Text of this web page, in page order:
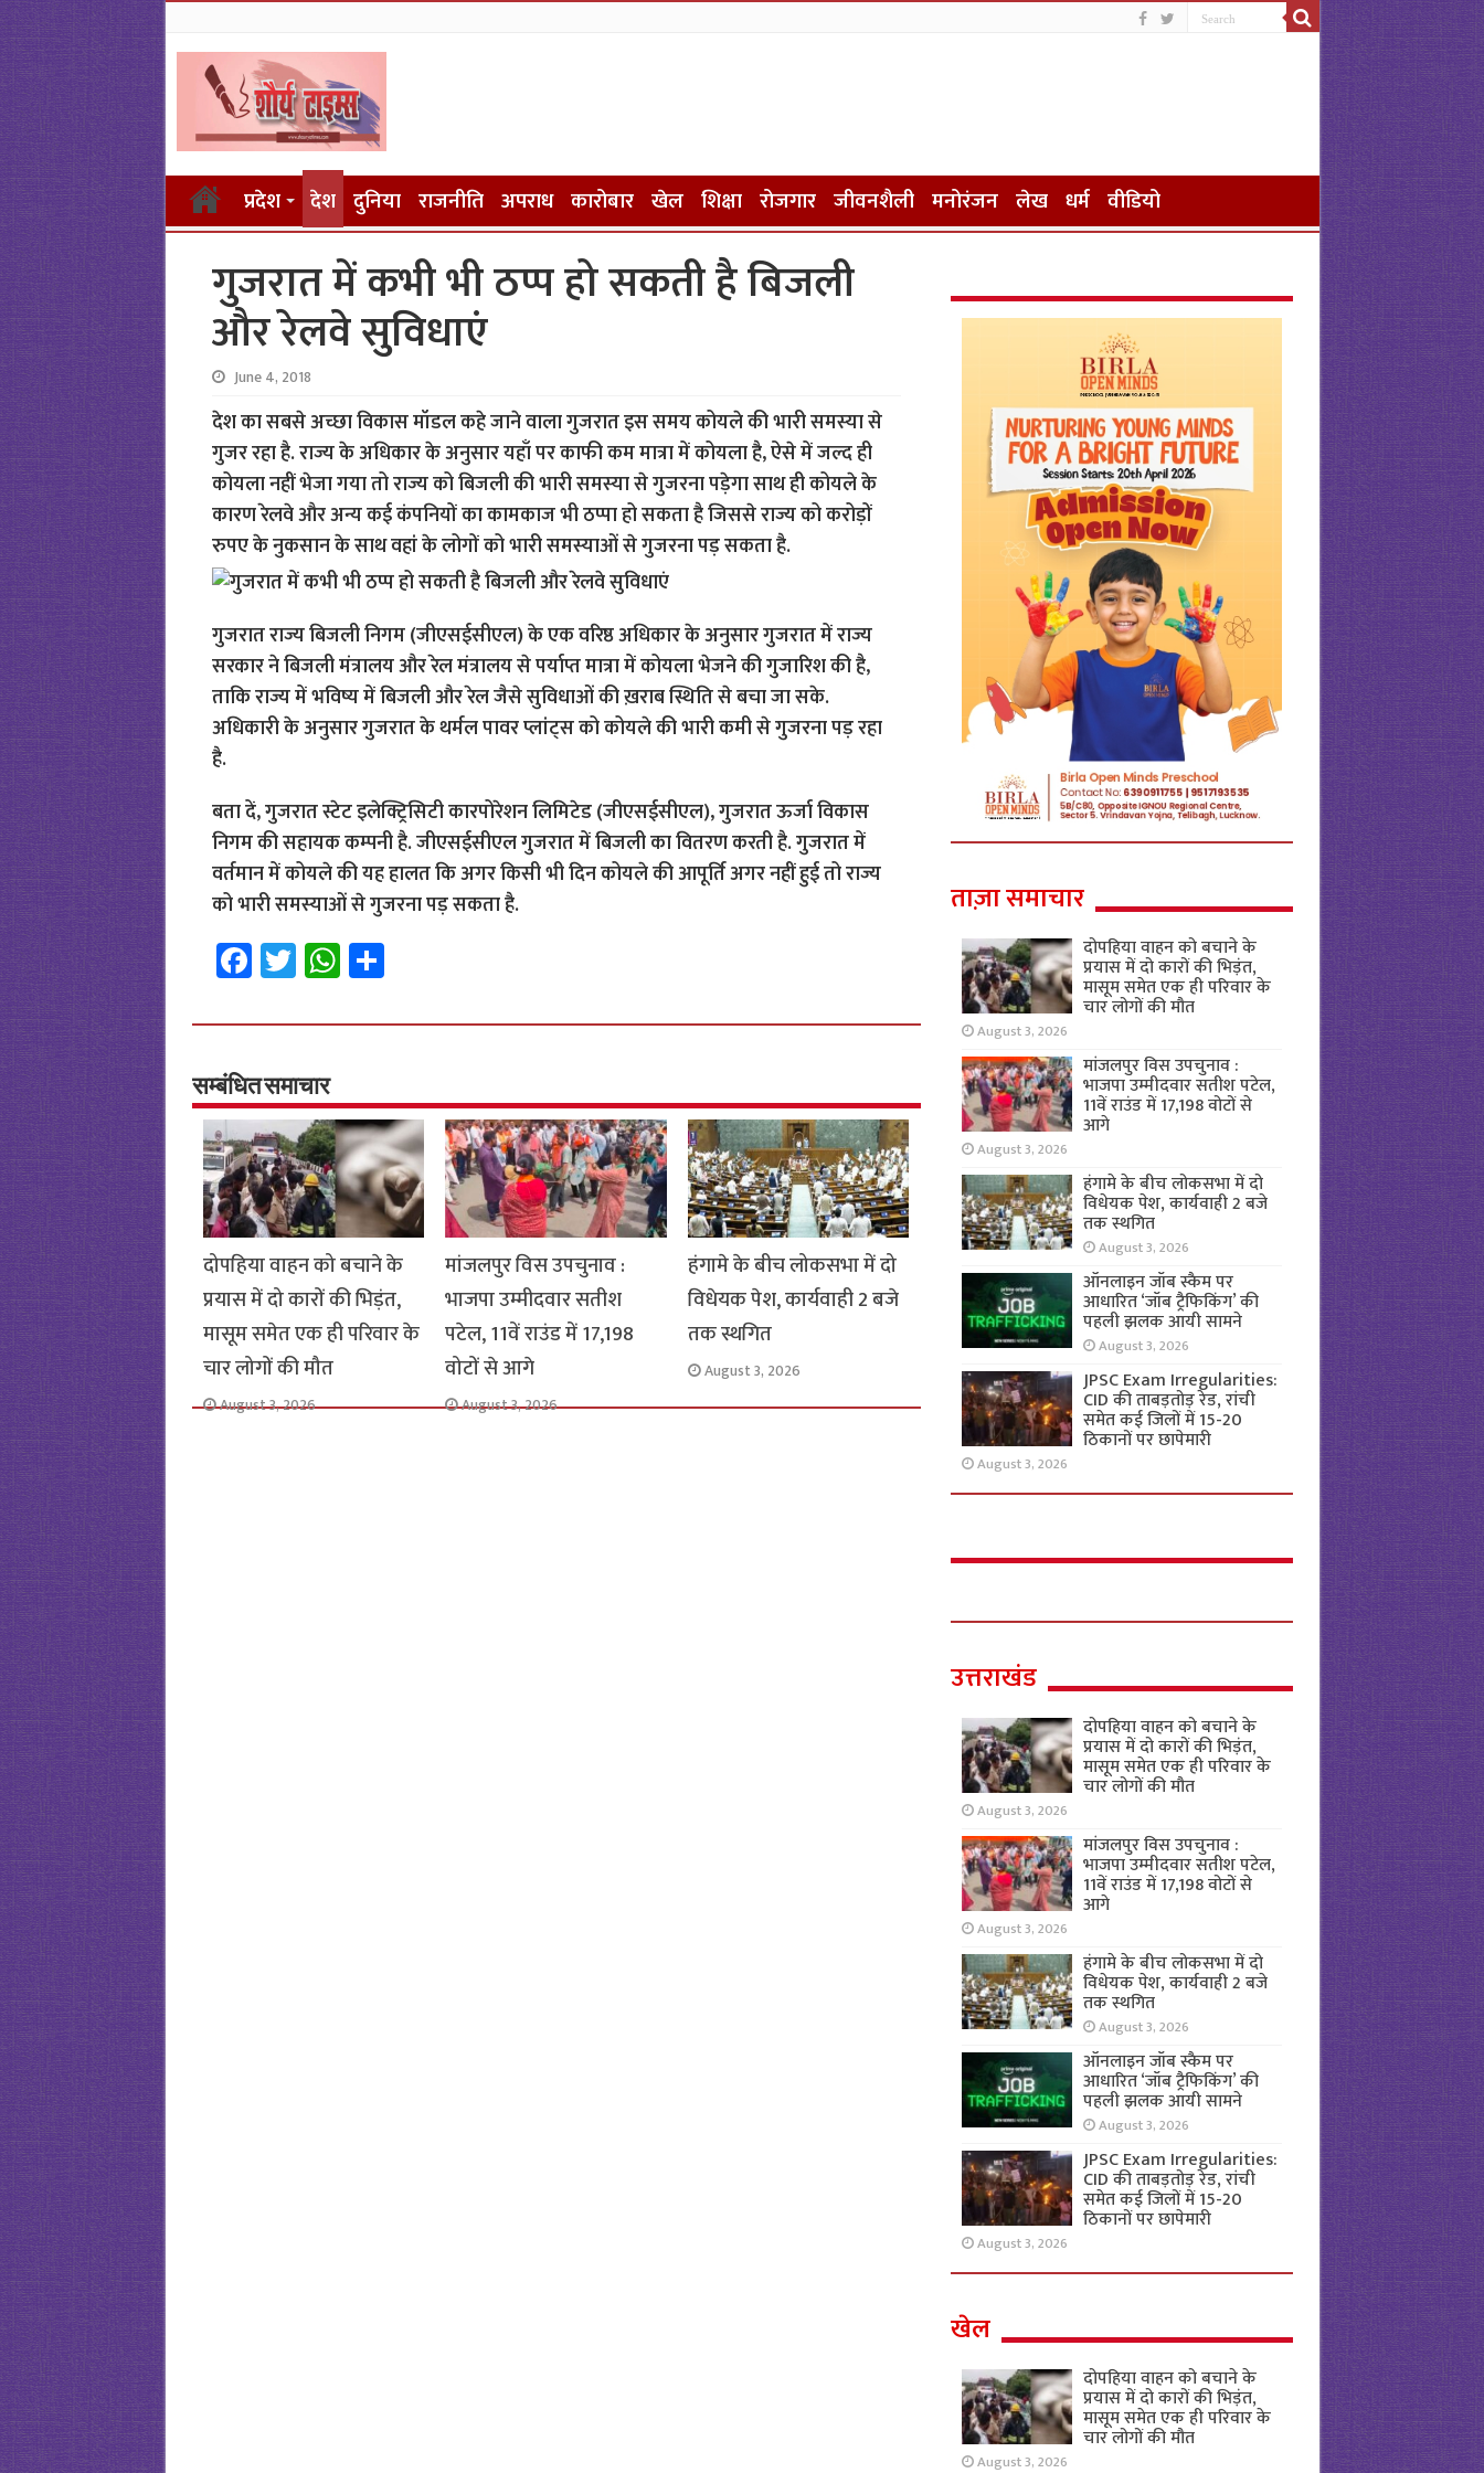
प्रदेश देश दुनिया राजनीति अपराध कारोबार खेल शिक्षा रोजगार जीवनशैली मनोरंजन लेख धर्म वीडियो
गुजरात में कभी भी ठप्प हो सकती है बिजली
और रेलवे सुविधाएं
June 4, 2018
देश का सबसे अच्छा विकास मॉडल कहे जाने वाला गुजरात इस समय कोयले की भारी समस्या से
गुजर रहा है. राज्य के अधिकार के अनुसार यहाँ पर काफी कम मात्रा में कोयला है, ऐसे में जल्द ही
कोयला नहीं भेजा गया तो राज्य को बिजली की भारी समस्या से गुजरना पड़ेगा साथ ही कोयले के
कारण रेलवे और अन्य कई कंपनियों का कामकाज भी ठप्पा हो सकता है जिससे राज्य को करोड़ों
रुपए के नुकसान के साथ वहां के लोगों को भारी समस्याओं से गुजरना पड़ सकता है.
गुजरात राज्य बिजली निगम (जीएसईसीएल) के एक वरिष्ठ अधिकार के अनुसार गुजरात में राज्य
सरकार ने बिजली मंत्रालय और रेल मंत्रालय से पर्याप्त मात्रा में कोयला भेजने की गुजारिश की है,
ताकि राज्य में भविष्य में बिजली और रेल जैसे सुविधाओं की ख़राब स्थिति से बचा जा सके.
अधिकारी के अनुसार गुजरात के थर्मल पावर प्लांट्स को कोयले की भारी कमी से गुजरना पड़ रहा
है.
बता दें, गुजरात स्टेट इलेक्ट्रिसिटी कारपोरेशन लिमिटेड (जीएसईसीएल), गुजरात ऊर्जा विकास
निगम की सहायक कम्पनी है. जीएसईसीएल गुजरात में बिजली का वितरण करती है. गुजरात में
वर्तमान में कोयले की यह हालत कि अगर किसी भी दिन कोयले की आपूर्ति अगर नहीं हुई तो राज्य
को भारी समस्याओं से गुजरना पड़ सकता है.
Fa
ce
b
o
o
k
T
wi
tt
er
W
h
at
p
p
S
h
ar
सम्बंधित समाचार
दोपहिया वाहन को बचाने के
प्रयास में दो कारों की भिड़ंत,
मासूम समेत एक ही परिवार के
चार लोगों की मौत
August 3, 2026
मांजलपुर विस उपचुनाव :
भाजपा उम्मीदवार सतीश
पटेल, 11वें राउंड में 17,198
वोटों से आगे
August 3, 2026
हंगामे के बीच लोकसभा में दो
विधेयक पेश, कार्यवाही 2 बजे
तक स्थगित
August 3, 2026
ताज़ा समाचार
दोपहिया वाहन को बचाने के
प्रयास में दो कारों की भिड़ंत,
मासूम समेत एक ही परिवार के
चार लोगों की मौत
August 3, 2026
मांजलपुर विस उपचुनाव :
भाजपा उम्मीदवार सतीश पटेल,
11वें राउंड में 17,198 वोटों से
आगे
August 3, 2026
हंगामे के बीच लोकसभा में दो
विधेयक पेश, कार्यवाही 2 बजे
तक स्थगित
August 3, 2026
ऑनलाइन जॉब स्कैम पर
आधारित ‘जॉब ट्रैफिकिंग’ की
पहली झलक आयी सामने
August 3, 2026
JPSC Exam Irregularities:
CID की ताबड़तोड़ रेड, रांची
समेत कई जिलों में 15-20
ठिकानों पर छापेमारी
August 3, 2026
उत्तराखंड
दोपहिया वाहन को बचाने के
प्रयास में दो कारों की भिड़ंत,
मासूम समेत एक ही परिवार के
चार लोगों की मौत
August 3, 2026
मांजलपुर विस उपचुनाव :
भाजपा उम्मीदवार सतीश पटेल,
11वें राउंड में 17,198 वोटों से
आगे
August 3, 2026
हंगामे के बीच लोकसभा में दो
विधेयक पेश, कार्यवाही 2 बजे
तक स्थगित
August 3, 2026
ऑनलाइन जॉब स्कैम पर
आधारित ‘जॉब ट्रैफिकिंग’ की
पहली झलक आयी सामने
August 3, 2026
JPSC Exam Irregularities:
CID की ताबड़तोड़ रेड, रांची
समेत कई जिलों में 15-20
ठिकानों पर छापेमारी
August 3, 2026
खेल
दोपहिया वाहन को बचाने के
प्रयास में दो कारों की भिड़ंत,
मासूम समेत एक ही परिवार के
चार लोगों की मौत
August 3, 2026